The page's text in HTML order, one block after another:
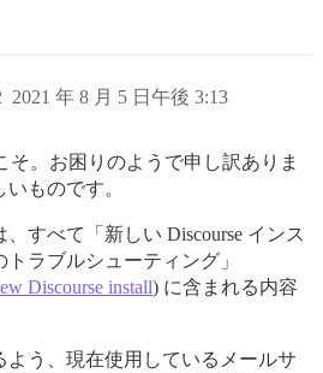
2021 年 8 月 5 日午後 3:13
そ。お困りのようで申し訳ありま
ものです。
すべて「新しい Discourse インス
ラブルシューティング」
Discourse install) に含まれる内容
う、現在使用しているメールサ